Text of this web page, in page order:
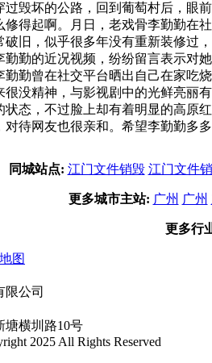
过毁坏的公路，回到葡萄村后，眼
修得起啊。月日，老戏骨李勤勤
破旧，似乎很多年没有重新装修过
况视频，纷纷留言表示对她的
社交平台晒出自己在家吃烧烤
很没精神，与影视剧中的光鲜
状态，不过脸上却有着明显的高
待网友也很亲和。希望李勤勤多
同城站点: 江门文件销毁 江门文件
更多城市主站: 广州 广州
更多行
图
公司
塘横圳路10号
2025 All Rights Reserved